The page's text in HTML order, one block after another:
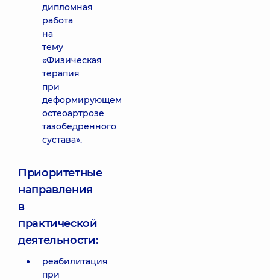
дипломная
работа
на
тему
«Физическая
терапия
при
деформирующем
остеоартрозе
тазобедренного
сустава».
Приоритетные
направления
в
практической
деятельности:
реабилитация
при